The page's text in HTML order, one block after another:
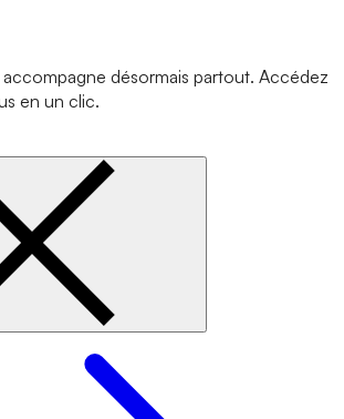
accompagne désormais partout. Accédez
en un clic.